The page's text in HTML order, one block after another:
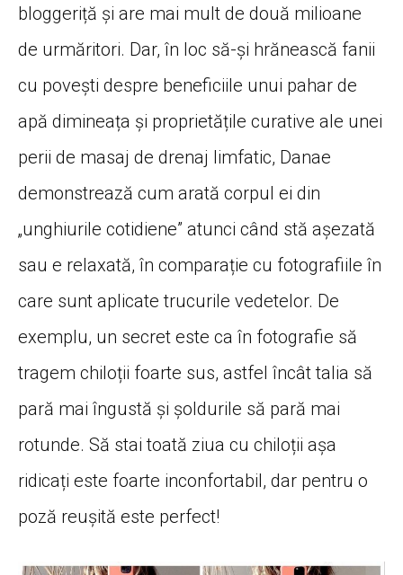
bloggeriță și are mai mult de două milioane
de urmăritori. Dar, în loc să-și hrănească fanii
cu povești despre beneficiile unui pahar de
apă dimineața și proprietățile curative ale unei
perii de masaj de drenaj limfatic, Danae
demonstrează cum arată corpul ei din
„unghiurile cotidiene” atunci când stă așezată
sau e relaxată, în comparație cu fotografiile în
care sunt aplicate trucurile vedetelor. De
exemplu, un secret este ca în fotografie să
tragem chiloții foarte sus, astfel încât talia să
pară mai îngustă și șoldurile să pară mai
rotunde. Să stai toată ziua cu chiloții așa
ridicați este foarte inconfortabil, dar pentru o
poză reușită este perfect!